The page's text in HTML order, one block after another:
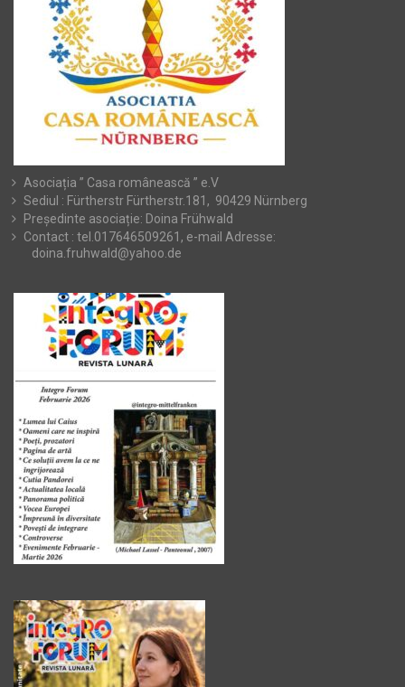
Asociația ” Casa românească ” e.V
Sediul : Fürtherstr Fürtherstr.181, 90429 Nürnberg
Președinte asociație: Doina Frühwald
Contact : tel.017646509261, e-mail Adresse:
doina.fruhwald@yahoo.de